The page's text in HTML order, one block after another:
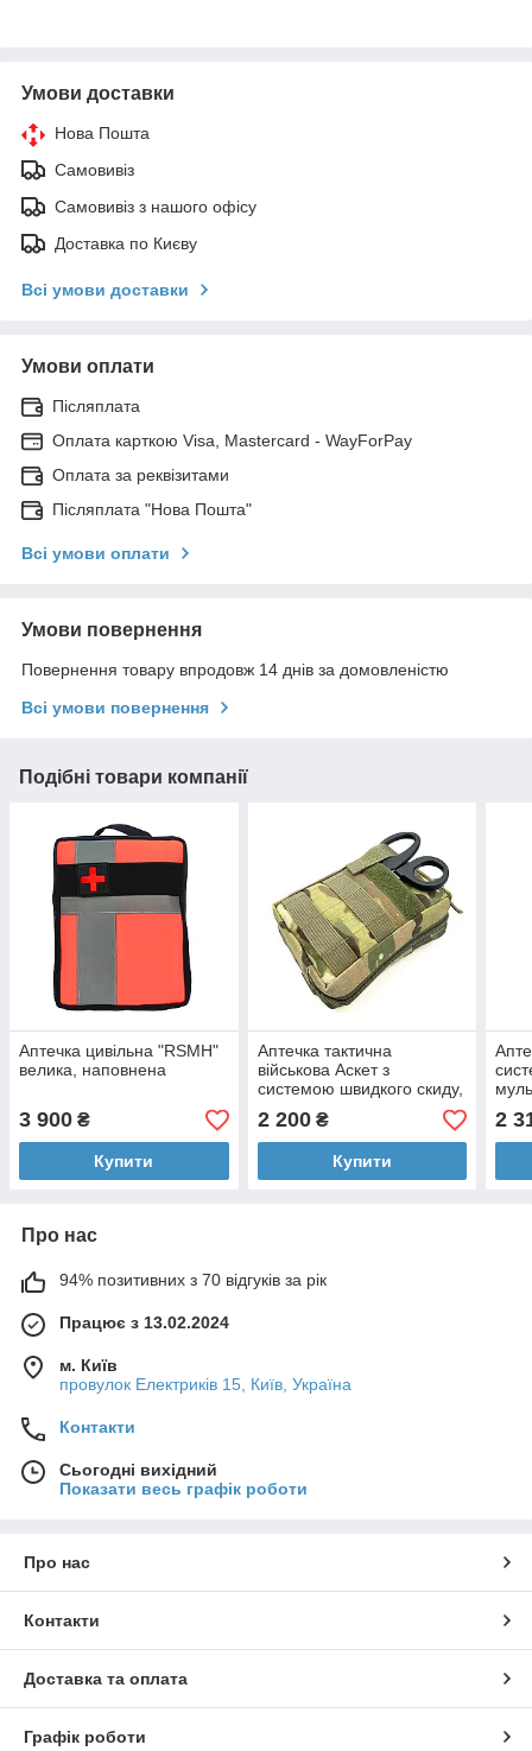
Умови доставки
Нова Пошта
Самовивіз
Самовивіз з нашого офісу
Доставка по Києву
Всі умови доставки
Умови оплати
Післяплата
Оплата карткою Visa, Mastercard - WayForPay
Оплата за реквізитами
Післяплата "Нова Пошта"
Всі умови оплати
Умови повернення
Повернення товару впродовж 14 днів за домовленістю
Всі умови повернення
Подібні товари компанії
Аптечка цивільна "RSMH"
велика, наповнена
3 900 ₴
Купити
Аптечка тактична
військова Аскет з
системою швидкого скиду,
мультикам, без турнікету
2 200₴
Купити
2
Про нас
94% позитивних з 70 відгуків за рік
Працює з 13.02.2024
м. Київ
провулок Електриків 15, Київ, Україна
Контакти
Сьогодні вихідний
Показати весь графік роботи
Про нас
Контакти
Доставка та оплата
Графік роботи